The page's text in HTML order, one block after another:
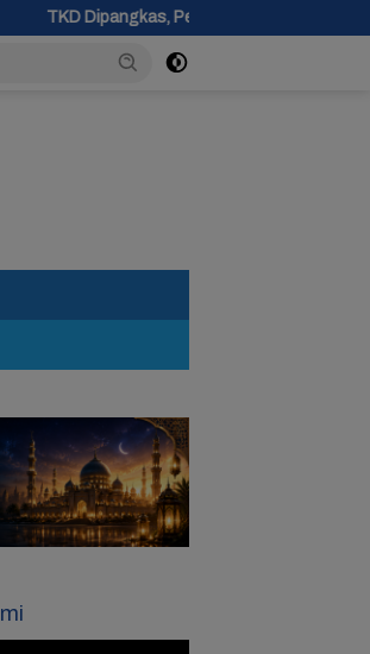
Jateng Pastikan Tak Ada Kendala